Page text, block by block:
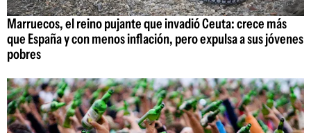
Marruecos, el reino pujante que invadió Ceuta: crece más
que España y con menos inflación, pero expulsa a sus jóvenes
pobres